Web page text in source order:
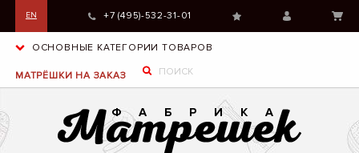
EN +7 (495)-532-31-01
ОСНОВНЫЕ КАТЕГОРИИ ТОВАРОВ
МАТРЁШКИ НА ЗАКАЗ